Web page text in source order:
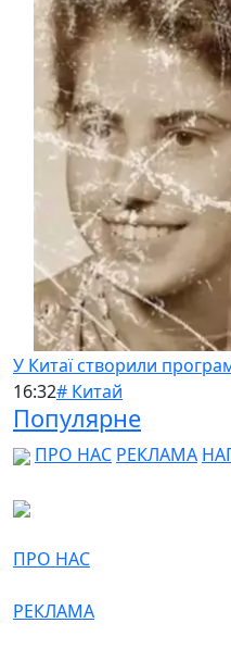
У Китаї створили
16:32# Китай
Популярне
ПРО НАС РЕКЛАМА
ПРО НАС
РЕКЛАМА